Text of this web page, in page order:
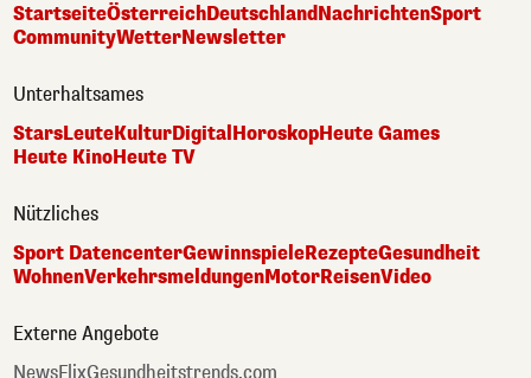
StartseiteÖsterreichDeutschlandNachrichtenSport
CommunityWetterNewsletter
Unterhaltsames
StarsLeuteKulturDigital HoroskopHeute Games
Heute KinoHeute TV
Nützliches
Sport DatencenterGewinnspieleRezepteGesundheit
WohnenVerkehrsmeldungenMotorReisenVideo
Externe Angebote
NewsFlixGesundheitstrends.com